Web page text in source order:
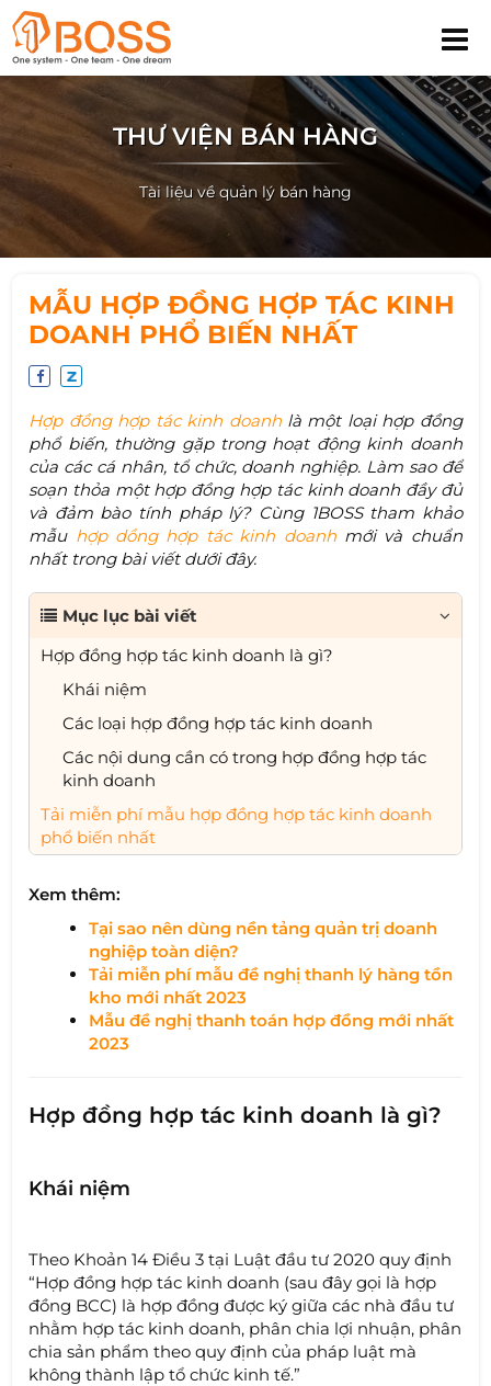
THƯ VIỆN BÁN HÀNG
Tài liệu về quản lý bán hàng
MẪU HỢP ĐỒNG HỢP TÁC KINH
DOANH PHỔ BIẾN NHẤT
Hợp đồng hợp tác kinh doanhlà một loại hợp đồng
phổ biến, thường gặp trong hoạt động kinh doanh
của các cá nhân, tổ chức, doanh nghiệp. Làm sao để
soạn thỏa một hợp đồng hợp tác kinh doanh đầy đủ
và đảm bào tính pháp lý? Cùng 1BOSS tham khảo
mẫu hợp dồng hợp tác kinh doanhmới và chuẩn
nhất trong bài viết dưới đây.
Mục lục bài viết
Hợp đồng hợp tác kinh doanh là gì?
Khái niệm
Các loại hợp đồng hợp tác kinh doanh
Các nội dung cần có trong hợp đồng hợp tác
kinh doanh
Tải miễn phí mẫu hợp đồng hợp tác kinh doanh
phổ biến nhất
Xem thêm:
Tại sao nên dùng nền tảng quản trị doanh
nghiệp toàn diện?
Tải miễn phí mẫu đề nghị thanh lý hàng tồn
kho mới nhất 2023
Mẫu đề nghị thanh toán hợp đồng mới nhất
2023
Hợp đồng hợp tác kinh doanh là gì?
Khái niệm
Theo Khoản 14 Điều 3 tại Luật đầu tư 2020 quy định
“Hợp đồng hợp tác kinh doanh (sau đây gọi là hợp
đồng BCC) là hợp đồng được ký giữa các nhà đầu tư
nhằm hợp tác kinh doanh, phân chia lợi nhuận, phân
chia sản phẩm theo quy định của pháp luật mà
không thành lập tổ chức kinh tế.”